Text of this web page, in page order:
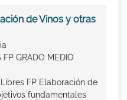
de Vinos y otras
FP GRADO MEDIO
FP Elaboración de
fundamentales